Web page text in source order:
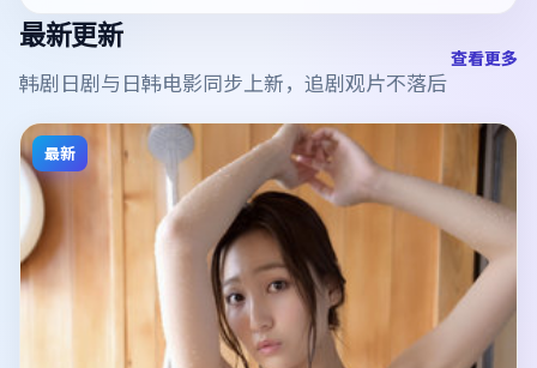
最新更新
韩剧日剧与日韩电影同步上新，追剧观片不落后
查看更多
最新